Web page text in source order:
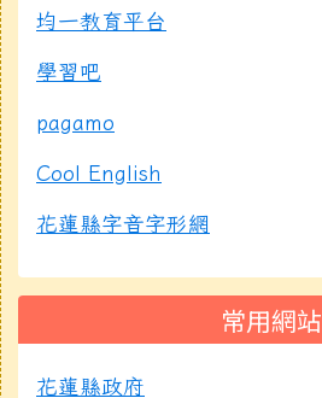
均一教育平台
學習吧
pagamo
Cool English
花蓮縣字音字形網
常用網站
花蓮縣政府